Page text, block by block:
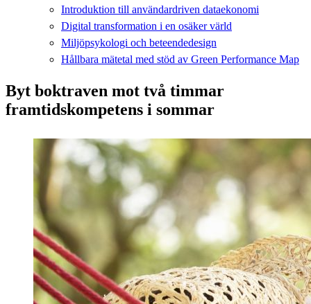
Introduktion till användardriven dataekonomi
Digital transformation i en osäker värld
Miljöpsykologi och beteendedesign
Hållbara mätetal med stöd av Green Performance Map
Byt boktraven mot två timmar
framtidskompetens i sommar